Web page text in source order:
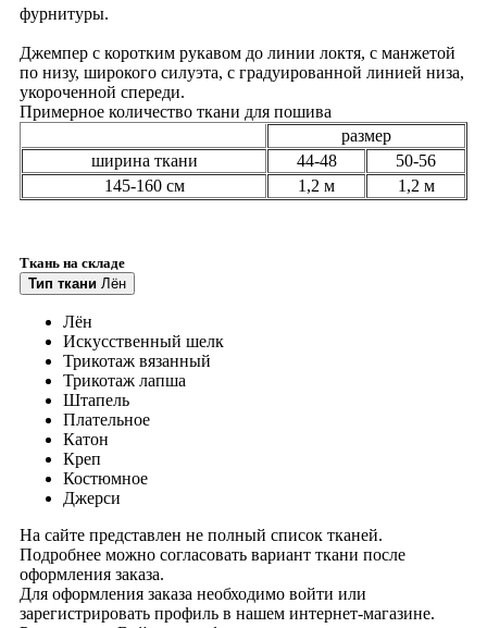
фурнитуры.
Джемпер с коротким рукавом до линии локтя, с манжетой
по низу, широкого силуэта, с градуированной линией низа,
укороченной спереди.
Примерное количество ткани для пошива
размер
ширина ткани
44-48
50-56
145-160 см
1,2 м 1,2 м
Ткань на складе
Тип ткани Лён
Лён
Искусственный шелк
Трикотаж вязанный
Трикотаж лапша
Штапель
Плательное
Катон
Креп
Костюмное
Джерси
На сайте представлен не полный список тканей.
Подробнее можно согласовать вариант ткани после
оформления заказа.
Для оформления заказа необходимо войти или
зарегистрировать профиль в нашем интернет-магазине.